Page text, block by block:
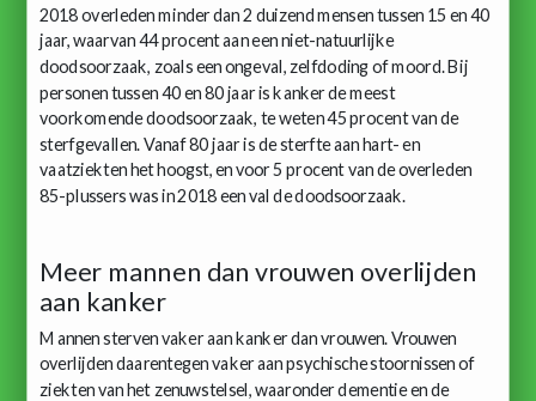
2018 overleden minder dan 2 duizend mensen tussen 15 en 40
jaar, waarvan 44 procent aan een niet-natuurlijke
doodsoorzaak, zoals een ongeval, zelfdoding of moord. Bij
personen tussen 40 en 80 jaar is kanker de meest
voorkomende doodsoorzaak, te weten 45 procent van de
sterfgevallen. Vanaf 80 jaar is de sterfte aan hart- en
vaatziekten het hoogst, en voor 5 procent van de overleden
85-plussers was in 2018 een val de doodsoorzaak.
Meer mannen dan vrouwen overlijden
aan kanker
Mannen sterven vaker aan kanker dan vrouwen. Vrouwen
overlijden daarentegen vaker aan psychische stoornissen of
ziekten van het zenuwstelsel, waaronder dementie en de